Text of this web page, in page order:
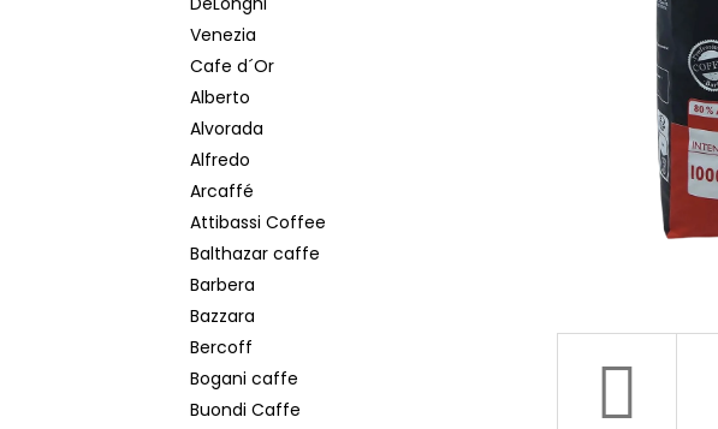
Venezia
Cafe d´Or
Alberto
Alvorada
Alfredo
Arcaffé
Attibassi Coffee
Balthazar caffe
Barbera
Bazzara
Bercoff
Bogani caffe
Buondi Caffe
MOKATE 2IN1 XXL 24 KS
€5,50
MOKATE
€2,99